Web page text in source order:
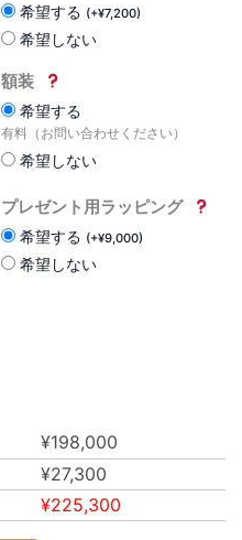
希望する (+¥7,200)
希望しない
額装
希望する
有料（お問い合わせください）
希望しない
プレゼント用ラッピング
希望する (+¥9,000)
希望しない
¥198,000
¥27,300
¥225,300